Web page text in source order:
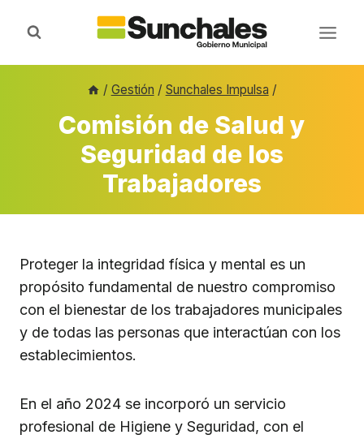
/ Gestión / Sunchales Impulsa /
Comisión de Salud y
Seguridad de los
Trabajadores
Proteger la integridad física y mental es un
propósito fundamental de nuestro compromiso
con el bienestar de los trabajadores municipales
y de todas las personas que interactúan con los
establecimientos.
En el año 2024 se incorporó un servicio
profesional de Higiene y Seguridad, con el